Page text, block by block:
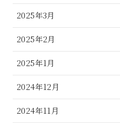
2025年3月
2025年2月
2025年1月
2024年12月
2024年11月